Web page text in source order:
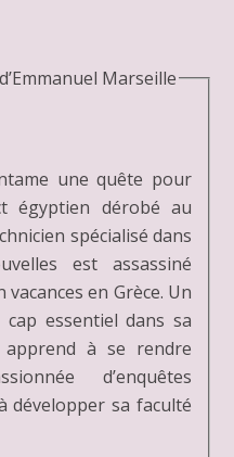
d’Emmanuel Marseille
une quête pour
égyptien dérobé au
spécialisé dans
est assassiné
en Grèce. Un
essentiel dans sa
à se rendre
d’enquêtes
développer sa faculté